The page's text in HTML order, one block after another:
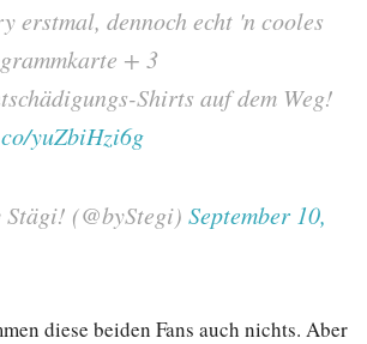
erstmal, dennoch echt 'n cooles
+ 3
Shirts auf dem Weg!
yuZbiHzi6g
(@byStegi) September 10,
diese beiden Fans auch nichts. Aber